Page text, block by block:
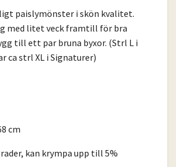
paislymönster i skön kvalitet.
med litet veck framtill för bra
till ett par bruna byxor. (Strl L i
ca strl XL i Signaturer)
cm
kan krympa upp till 5%